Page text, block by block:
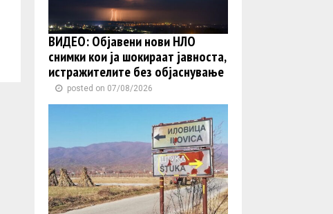
ВИДЕО: Објавени нови НЛО
снимки кои ја шокираат јавноста,
истражителите без објаснување
posted on 07/08/2026